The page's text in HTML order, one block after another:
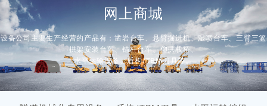
网上商城
设备公司主要生产经营的产品有：凿岩台车、悬臂掘进机、湿喷台车、三臂三篮
拱架安装台车、锚杆台车、仰拱栈桥、
水平运输设备、盾构/TBM刀具等。